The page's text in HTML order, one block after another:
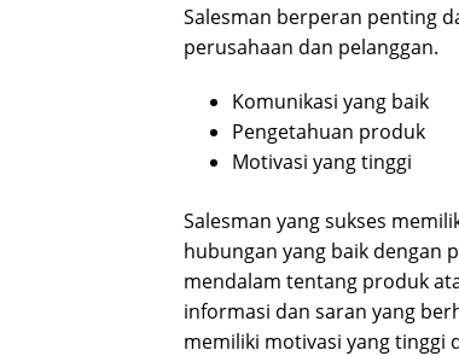
Salesman berperan penting
perusahaan dan pelanggan.
Komunikasi yang baik
Pengetahuan produk
Motivasi yang tinggi
Salesman yang sukses
hubungan yang baik dengan
mendalam tentang produk
informasi dan saran yang
memiliki motivasi yang tinggi